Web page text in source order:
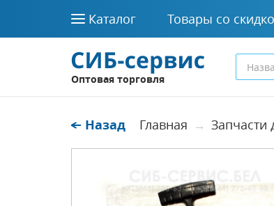
Каталог Товары со
Оптовая торговля
Назад Главная Запчасти